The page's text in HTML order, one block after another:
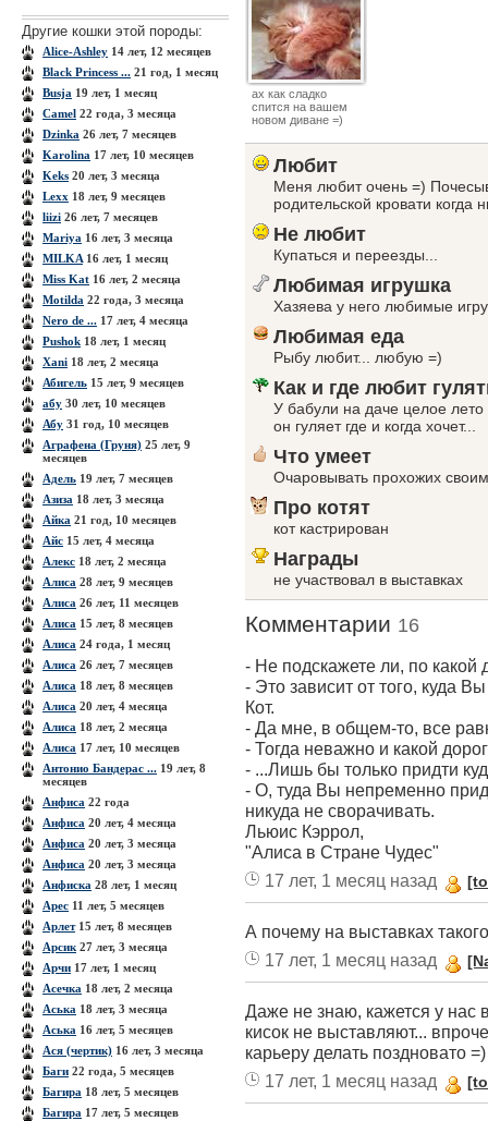
Другие кошки этой породы:
Alice-Ashley 14 лет, 12 месяцев
Black Princess ... 21 год, 1 месяц
Busja 19 лет, 1 месяц
Camel 22 года, 3 месяца
Dzinka 26 лет, 7 месяцев
Karolina 17 лет, 10 месяцев
Keks 20 лет, 3 месяца
Lexx 18 лет, 9 месяцев
liizi 26 лет, 7 месяцев
Mariya 16 лет, 3 месяца
MILKA 16 лет, 1 месяц
Miss Kat 16 лет, 2 месяца
Motilda 22 года, 3 месяца
Nero de ... 17 лет, 4 месяца
Pushok 18 лет, 1 месяц
Xanі 18 лет, 2 месяца
Абигель 15 лет, 9 месяцев
абу 30 лет, 10 месяцев
Абу 31 год, 10 месяцев
Аграфена (Груня) 25 лет, 9
месяцев
Адель 19 лет, 7 месяцев
Азиза 18 лет, 3 месяца
Айка 21 год, 10 месяцев
Айс 15 лет, 4 месяца
Алекс 18 лет, 2 месяца
Алиса 28 лет, 9 месяцев
Алиса 26 лет, 11 месяцев
Алиса 15 лет, 8 месяцев
Алиса 24 года, 1 месяц
Алиса 26 лет, 7 месяцев
Алиса 18 лет, 8 месяцев
Алиса 20 лет, 4 месяца
Алиса 18 лет, 2 месяца
Алиса 17 лет, 10 месяцев
Антонио Бандерас ... 19 лет, 8
месяцев
Анфиса 22 года
Анфиса 20 лет, 4 месяца
Анфиса 20 лет, 3 месяца
Анфиса 20 лет, 3 месяца
Анфиска 28 лет, 1 месяц
Арес 11 лет, 5 месяцев
Арлет15 лет, 8 месяцев
Арсик 27 лет, 3 месяца
Арчи 17 лет, 1 месяц
Асечка 18 лет, 2 месяца
Аська 18 лет, 3 месяца
Аська 16 лет, 5 месяцев
Ася (чертик) 16 лет, 3 месяца
Баги 22 года, 5 месяцев
Багира 18 лет, 5 месяцев
Багира 17 лет, 5 месяцев
ах как сладко
спится на вашем
новом диване =)
Любит
Меня любит очень =)
родительской кровати когда
Не любит
Купаться и переезды...
Любимая игрушка
Хазяева у него любимые
Любимая еда
Рыбу любит... любую =)
Как и где любит
У бабули на даче целое лето
он гуляет где и когда хочет...
Что умеет
Очаровывать прохожих
Про котят
кот кастрирован
Награды
не участвовал в выставках
Комментарии 16
- Не подскажете ли, по какой
- Это зависит от того, куда
Кот.
- Да мне, в общем-то, все
- Тогда неважно и какой
- ...Лишь бы только придти
- О, туда Вы непременно
никуда не сворачивать.
Льюис Кэррол,
"Алиса в Стране Чудес"
17 лет, 1 месяц назад
А почему на выставках
17 лет, 1 месяц назад
Даже не знаю, кажется у нас
кисок не выставляют...
карьеру делать поздновато =)
17 лет, 1 месяц назад